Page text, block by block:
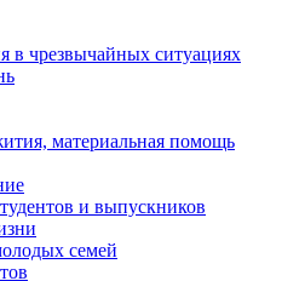
в чрезвычайных ситуациях
материальная помощь
и выпускников
семей